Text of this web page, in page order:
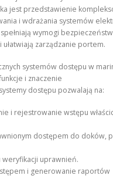
jest przedstawienie
i wdrażania systemów
wymogi
zarządzanie portem.
systemów dostępu w
i znaczenie
dostępu pozwalają na:
i rejestrowanie wstępu
dostępem do doków,
uprawnień.
i generowanie raportów